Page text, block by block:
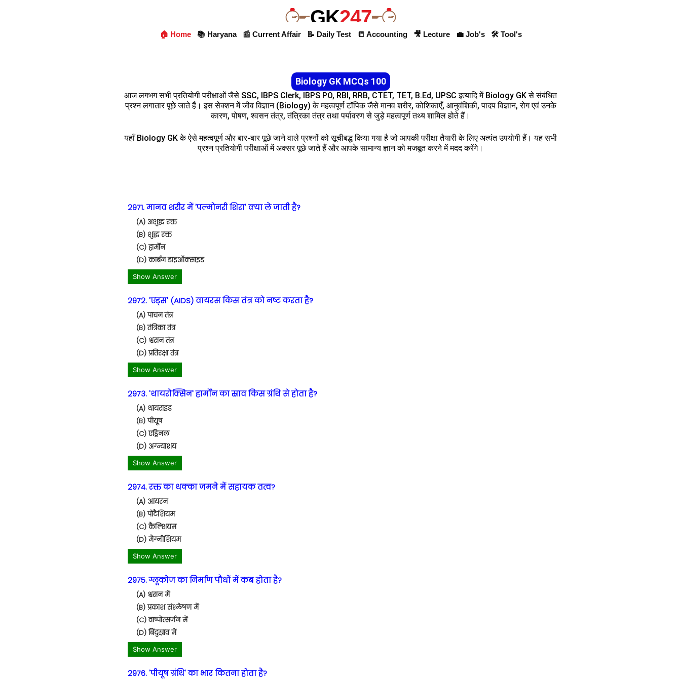
GK247
🏠 Home 📚 Haryana 📰 Current Affair 📝 Daily Test 📒 Accounting 🎥 Lecture 💼 Job's 🛠 Tool's
Biology GK MCQs 100
आज लगभग सभी प्रतियोगी परीक्षाओं जैसे SSC, IBPS Clerk, IBPS PO, RBI, RRB, CTET, TET, B.Ed, UPSC इत्यादि में Biology GK से संबंधित
प्रश्न लगातार पूछे जाते हैं। इस सेक्शन में जीव विज्ञान (Biology) के महत्वपूर्ण टॉपिक जैसे मानव शरीर, कोशिकाएँ, आनुवंशिकी, पादप विज्ञान, रोग एवं उनके
कारण, पोषण, श्वसन तंत्र, तंत्रिका तंत्र तथा पर्यावरण से जुड़े महत्वपूर्ण तथ्य शामिल होते हैं।
यहाँ Biology GK के ऐसे महत्वपूर्ण और बार-बार पूछे जाने वाले प्रश्नों को सूचीबद्ध किया गया है जो आपकी परीक्षा तैयारी के लिए अत्यंत उपयोगी हैं। यह सभी
प्रश्न प्रतियोगी परीक्षाओं में अक्सर पूछे जाते हैं और आपके सामान्य ज्ञान को मजबूत करने में मदद करेंगे।
2971. मानव शरीर में 'पल्मोनरी शिरा' क्या ले जाती है?
(A) अशुद्ध रक्त
(B) शुद्ध रक्त
(C) हार्मोन
(D) कार्बन डाइऑक्साइड
Show Answer
2972. 'एड्स' (AIDS) वायरस किस तंत्र को नष्ट करता है?
(A) पाचन तंत्र
(B) तंत्रिका तंत्र
(C) श्वसन तंत्र
(D) प्रतिरक्षा तंत्र
Show Answer
2973. 'थायरोक्सिन' हार्मोन का स्राव किस ग्रंथि से होता है?
(A) थायराइड
(B) पीयूष
(C) एड्रिनल
(D) अग्न्याशय
Show Answer
2974. रक्त का थक्का जमने में सहायक तत्व?
(A) आयरन
(B) पोटैशियम
(C) कैल्शियम
(D) मैग्नीशियम
Show Answer
2975. ग्लूकोज का निर्माण पौधों में कब होता है?
(A) श्वसन में
(B) प्रकाश संश्लेषण में
(C) वाष्पोत्सर्जन में
(D) बिंदुस्राव में
Show Answer
2976. 'पीयूष ग्रंथि' का भार कितना होता है?